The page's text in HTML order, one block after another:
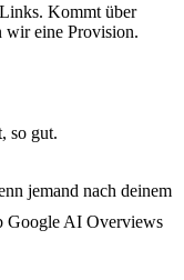
Kommt über
wir eine Provision.
so gut.
jemand nach deinem
Google AI Overviews